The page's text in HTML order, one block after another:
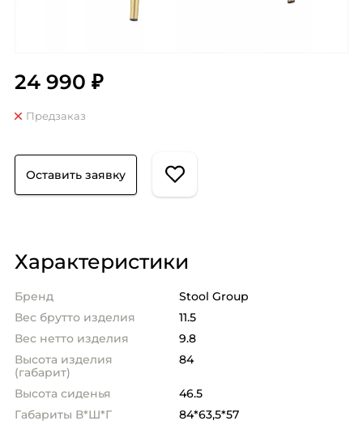
24 990 ₽
Предзаказ
Оставить заявку
Характеристики
Бренд
Stool Group
Вес брутто изделия
11.5
Вес нетто изделия
9.8
Высота изделия
(габарит)
84
Высота сиденья
46.5
Габариты В*Ш*Г
84*63,5*57